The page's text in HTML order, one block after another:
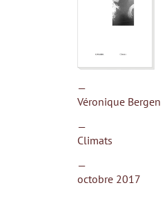
—
Véronique Bergen
—
Climats
—
octobre 2017